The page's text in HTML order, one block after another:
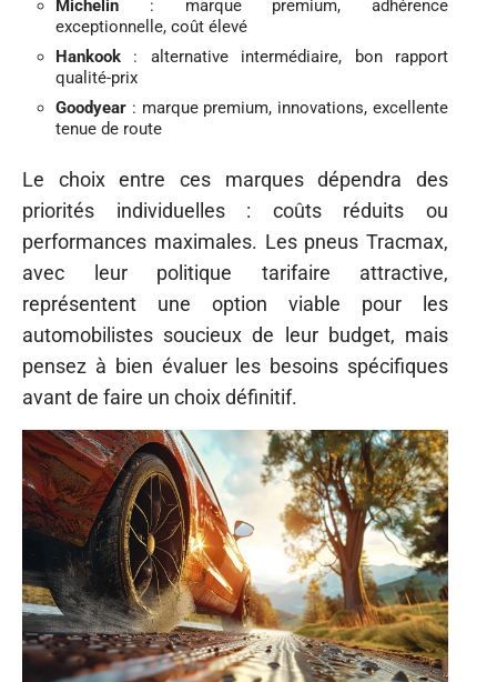
Michelin : marque premium, adhérence
exceptionnelle, coût élevé
Hankook : alternative intermédiaire, bon rapport
qualité-prix
Goodyear : marque premium, innovations, excellente
tenue de route
Le choix entre ces marques dépendra des
priorités individuelles : coûts réduits ou
performances maximales. Les pneus Tracmax,
avec leur politique tarifaire attractive,
représentent une option viable pour les
automobilistes soucieux de leur budget, mais
pensez à bien évaluer les besoins spécifiques
avant de faire un choix définitif.